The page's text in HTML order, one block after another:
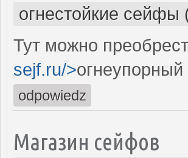
огнестойкие сейфы
Тут можно
sejf.ru/>
odpowiedz
Магазин сейфов